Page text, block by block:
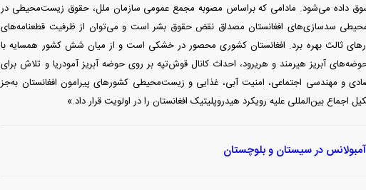
داده می‌شود. مادامی که براساس مصوبه مجمع عمومی سازمان ملل، حقوق زیست‌محیطی در
سدسازی‌های افغانستان مصداق نقض حقوق بشر است و می‌توان از ظرفیت قطعنامه‌های
ثالث بهره برد. افغانستان کشوری محصور در خشکی است و از میان شش کشور همسایه با
آبریز هیرمند و هریرود، احداث کانال قوش‌تپه بر روی حوضه آبریز آمودریا و تلاش برای
و مهندسی اجتماعی، امنیت آبی، غذایی و زیست‌محیطی کشور‌های پیرامون افغانستان به‌جز
اجماع بین‌المللی علیه رویکرد هیدروپلیتیک افغانستان را در اولویت قرار داد.»